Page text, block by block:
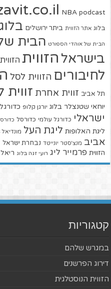
NBA podcast
בלוג אתר הזווית ביתר ירושלים
הבית של אוהדי הספורט הבית
בישראל הזווית
לחיבורים הזווית לסל
תל אביב זווית אחרת זווית
יוחאי שטנצלר בלוג יורגן קלופ
ישראלי כדורגל עולמי כדורסל
ליגת האלופות ליגת העל מונדיאל 2018
אביב מנצ'סטר יונייטד נבחרת ישראל
הזווית פרמייר ליג רועי זגה בלוג
קטגוריות
במגרש שלהם
דירוג הפרשנים
הזווית הנוסטלגית